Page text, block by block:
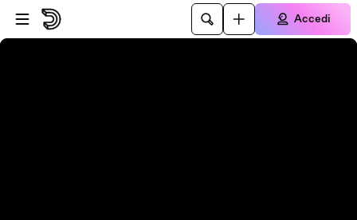
Vai al lettore
Passa al contenuto principale
Accedi